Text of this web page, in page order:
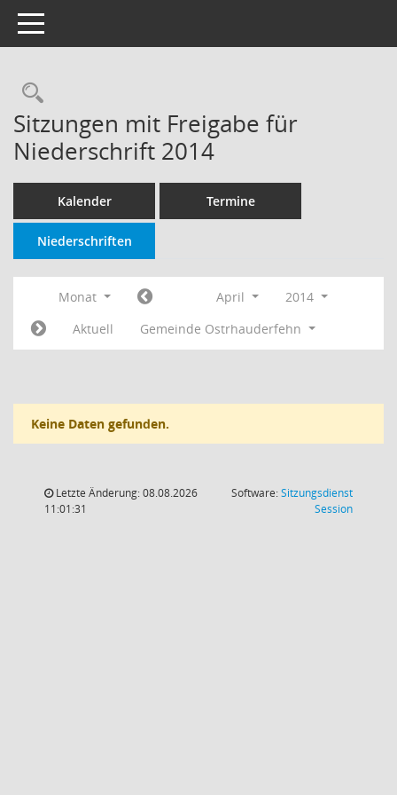
Toggle navigation
Rechercheauswahl
Sitzungen mit Freigabe für
Niederschrift 2014
Kalender Termine
Niederschriften
Monat April
2014
Aktuell
Gemeinde Ostrhauderfehn
Keine Daten gefunden.
Letzte Änderung: 08.08.2026
11:01:31
Software:Sitzungsdienst
Session(Wird in